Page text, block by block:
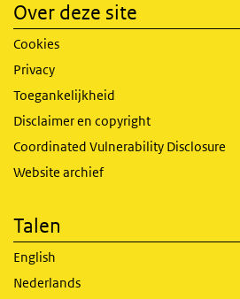
Over deze site
Cookies
Privacy
Toegankelijkheid
Disclaimer en copyright
Coordinated Vulnerability Disclosure
Website archief
Talen
English
Nederlands